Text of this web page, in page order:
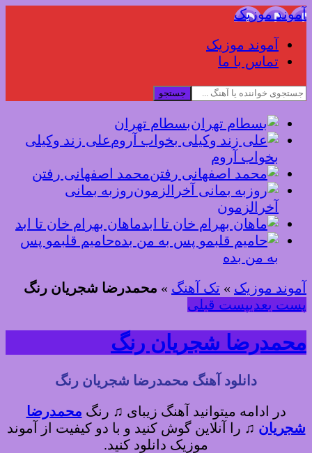
آموند موزیک
آموند موزیک
تماس با ما
جستجو
بسطام تهران
علی زند وکیلی
بخواب آروم
محمد اصفهانی رفتن
روزبه بمانی
آخرالزمون
ماهان بهرام خان تا ابد
حامیم قلبمو پس
به من بده
آموند موزیک » تک آهنگ » محمدرضا شجریان رنگ
پست بعدیپست قبلی
محمدرضا شجریان رنگ
دانلود آهنگ محمدرضا شجریان رنگ
در ادامه میتوانید آهنگ زیبای ♫ رنگ محمدرضا
شجریان ♫ را آنلاین گوش کنید و با دو کیفیت از آموند
موزیک دانلود کنید.